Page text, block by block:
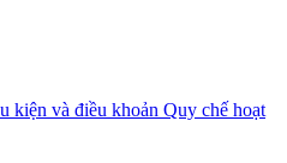
kiện và điều khoản Quy chế hoạt